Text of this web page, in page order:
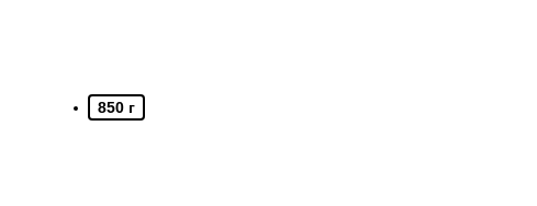
850 г